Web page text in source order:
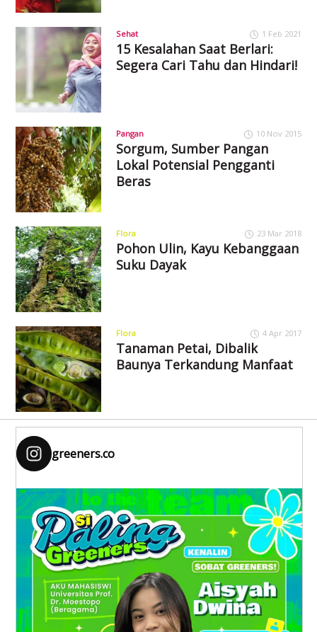
Sehat 1 Feb 2021
15 Kesalahan Saat Berlari:
Segera Cari Tahu dan Hindari!
Pangan 10 Nov 2015
Sorgum, Sumber Pangan
Lokal Potensial Pengganti
Beras
Flora 23 Mar 2018
Pohon Ulin, Kayu Kebanggaan
Suku Dayak
Flora 4 Apr 2017
Tanaman Petai, Dibalik
Baunya Terkandung Manfaat
greeners.co